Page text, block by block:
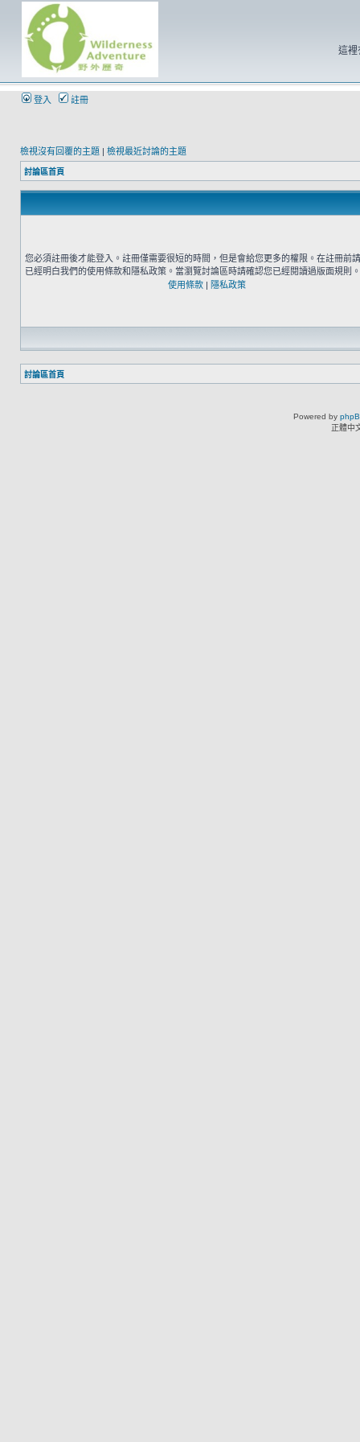
這裡
登入 註冊
檢視沒有回覆的主題 | 檢視最近討論的主題
討論區首頁
您必須註冊後才能登入。註冊僅需要很短的時間，但是會給您更多的權限。在註冊前
已經明白我們的使用條款和隱私政策。當瀏覽討論區時請確認您已經閱讀過版面規則。
使用條款 | 隱私政策
討論區首頁
Powered by
正體中